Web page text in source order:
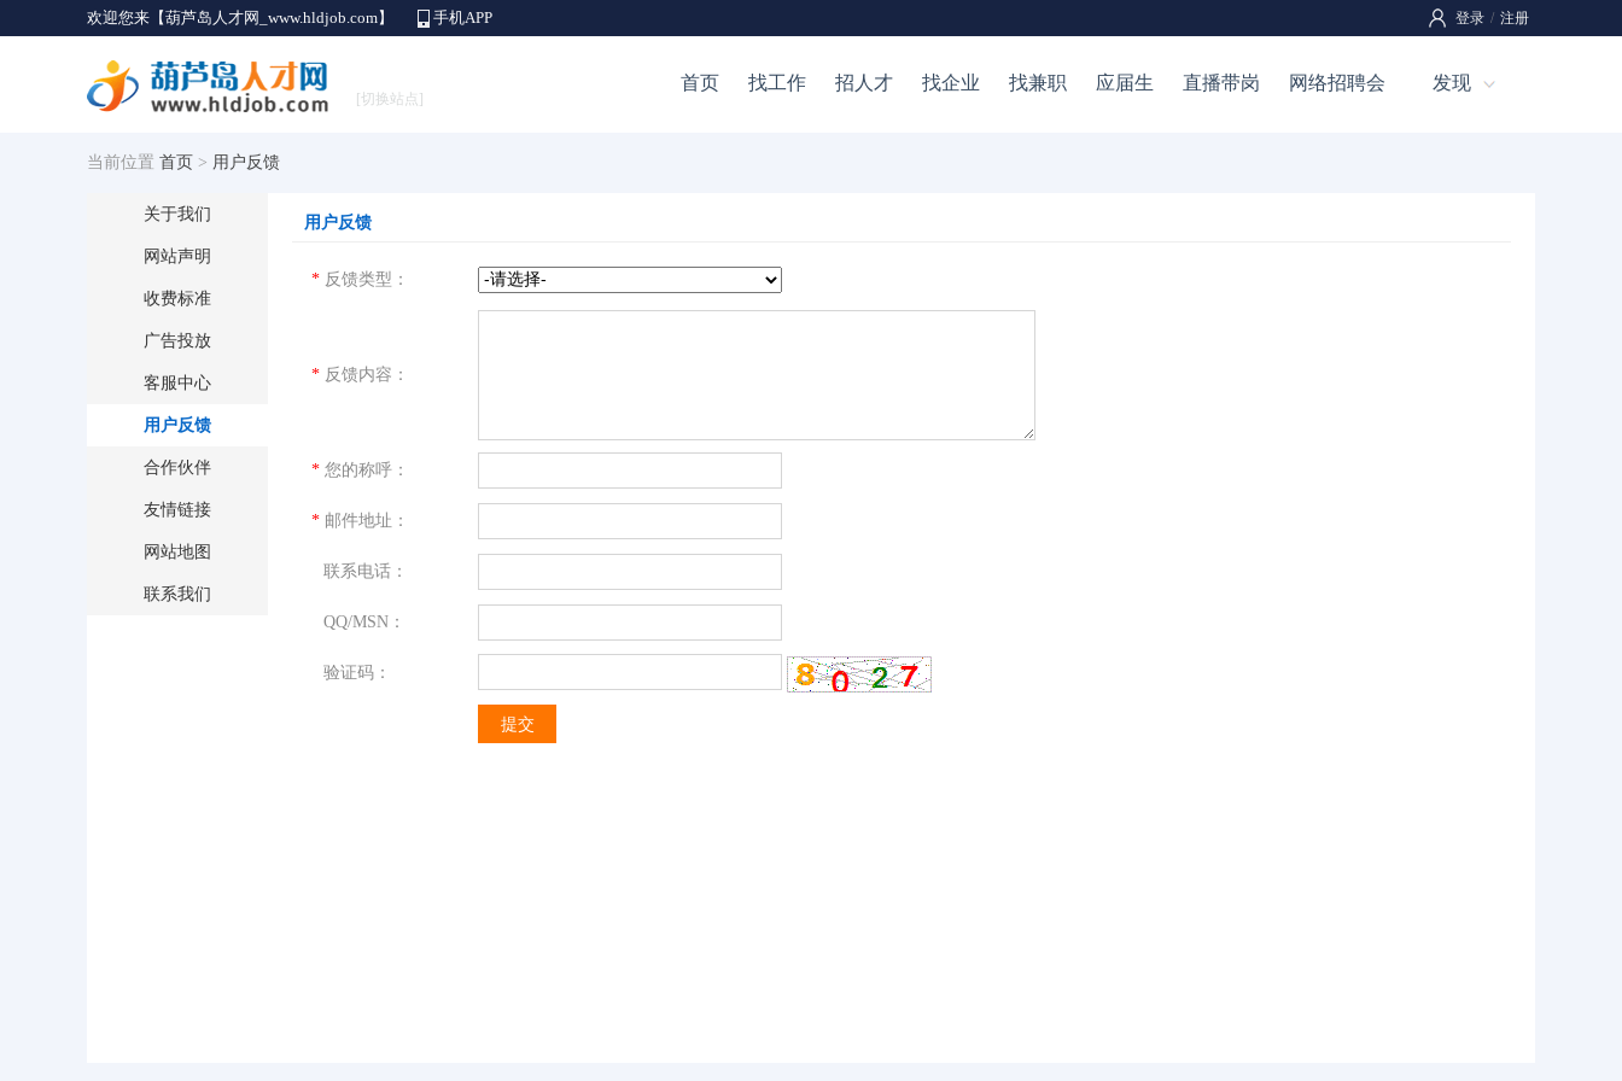
欢迎您来【葫芦岛人才网_www.hldjob.com】 手机APP 登录 / 注册
[切换站点]
首页 找工作 招人才 找企业 找兼职 应届生 直播带岗 网络招聘会 发现
当前位置 首页 > 用户反馈
关于我们
网站声明
收费标准
广告投放
客服中心
用户反馈
合作伙伴
友情链接
网站地图
联系我们
用户反馈
* 反馈类型：
* 反馈内容：
* 您的称呼：
* 邮件地址：
联系电话：
QQ/MSN：
验证码：